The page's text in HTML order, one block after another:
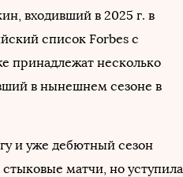
входивший в 2025 г. в
список Forbes с
принадлежат несколько
в нынешнем сезоне в
и уже дебютный сезон
матчи, но уступила